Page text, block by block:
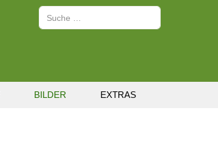
Suchen
BILDER EXTRAS